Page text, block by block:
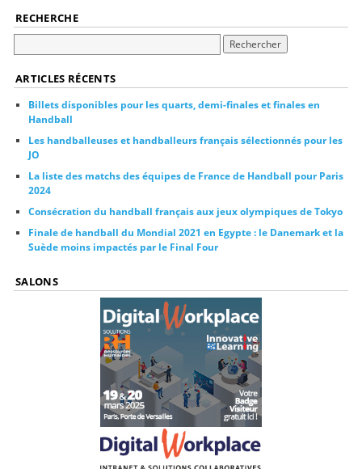
RECHERCHE
ARTICLES RÉCENTS
Billets disponibles pour les quarts, demi-finales et finales en
Handball
Les handballeuses et handballeurs français sélectionnés pour les
JO
La liste des matchs des équipes de France de Handball pour Paris
2024
Consécration du handball français aux jeux olympiques de Tokyo
Finale de handball du Mondial 2021 en Egypte : le Danemark et la
Suède moins impactés par le Final Four
SALONS